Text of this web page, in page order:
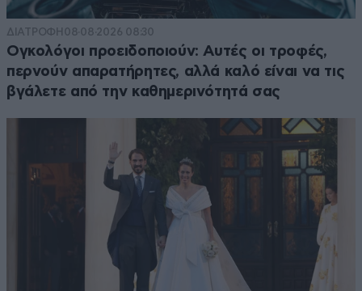
ΔΙΑΤΡΟΦΗ 08·08·2026 08:30
Ογκολόγοι προειδοποιούν: Αυτές οι τροφές,
περνούν απαρατήρητες, αλλά καλό είναι να τις
βγάλετε από την καθημερινότητά σας